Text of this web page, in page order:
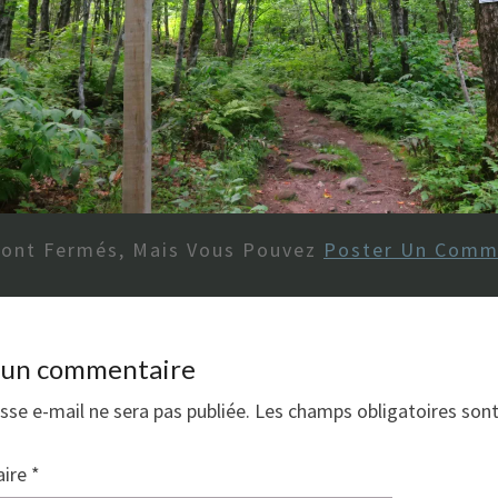
Fermés, Mais Vous Pouvez Poster Un
commentaire
e-mail ne sera pas publiée. Les champs obligatoires
*